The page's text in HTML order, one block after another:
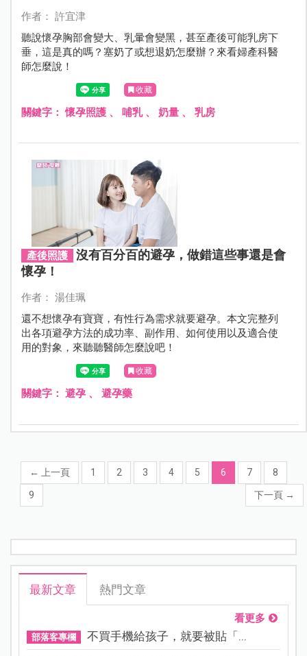
作者： 許宜津
聽說懷孕胸部會變大、乳暈會變黑，甚至產後可能乳房下
垂，這是真的嗎？塞奶了或想退奶怎麼辦？來看婦產科醫
師怎麼說！
收藏
關鍵字：懷孕照護、 哺乳、 奶量、 乳房
產後照護
沒有百分百的避孕，做錯這些事還是會
懷孕！
作者： 湯佳珮
還不想懷孕有寶寶，有性行為需求就要避孕。本文完整列
出各項避孕方法的成功率、副作用、如何使用以及適合使
用的對象，來聽聽醫師怎麼說吧！
收藏
關鍵字： 避孕、 避孕藥
← 上一頁 1 2 3 4 5 6 7 8
9 下一頁 →
最新文章 熱門文章
看更多
部落客專欄 不買手機給孩子，就要被貼「...